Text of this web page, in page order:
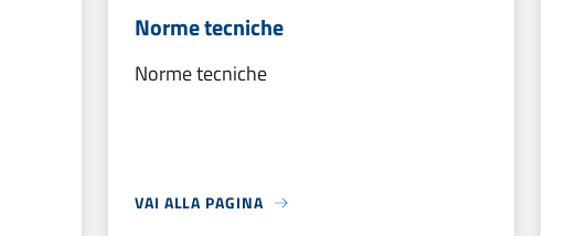
Norme tecniche
Norme tecniche
VAI ALLA PAGINA